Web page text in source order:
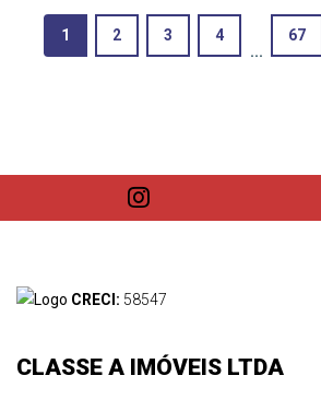
1 (current)
2 3
4
...
67
CRECI: 58547
CLASSE A IMÓVEIS LTDA